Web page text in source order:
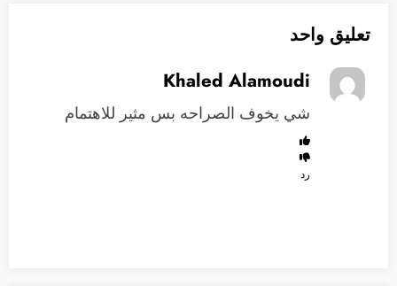
تعليق واحد
Khaled Alamoudi
شي يخوف الصراحه بس مثير للاهتمام
رد